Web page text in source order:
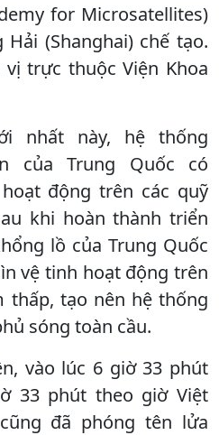
for Microsatellites)
(Shanghai) chế tạo.
trực thuộc Viện Khoa
nhất này, hệ thống
của Trung Quốc có
động trên các quỹ
khi hoàn thành triển
lồ của Trung Quốc
vệ tinh hoạt động trên
thấp, tạo nên hệ thống
sóng toàn cầu.
vào lúc 6 giờ 33 phút
33 phút theo giờ Việt
đã phóng tên lửa